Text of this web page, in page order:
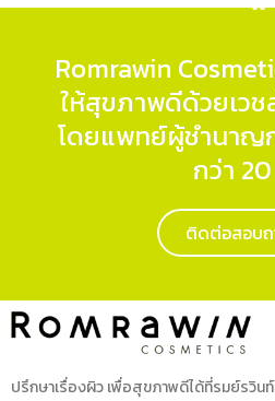
Romrawin
ให้สุขภาพดีด้วยเว
โดยแพทย์ผู้ชำนาญ
กว่า
ติดต่อสอบ
ปรึกษาเรื่องผิว เพื่อสุขภาพดีได้ที่รมย์รวิน